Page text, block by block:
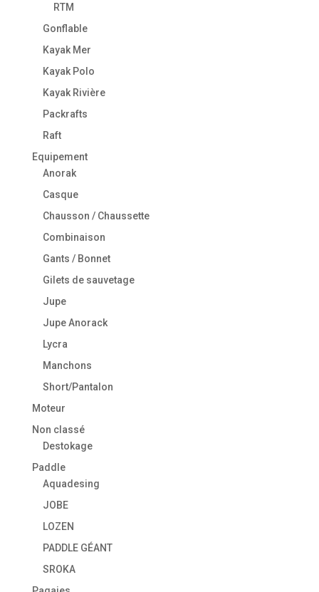
RTM
Gonflable
Kayak Mer
Kayak Polo
Kayak Rivière
Packrafts
Raft
Equipement
Anorak
Casque
Chausson / Chaussette
Combinaison
Gants / Bonnet
Gilets de sauvetage
Jupe
Jupe Anorack
Lycra
Manchons
Short/Pantalon
Moteur
Non classé
Destokage
Paddle
Aquadesing
JOBE
LOZEN
PADDLE GÉANT
SROKA